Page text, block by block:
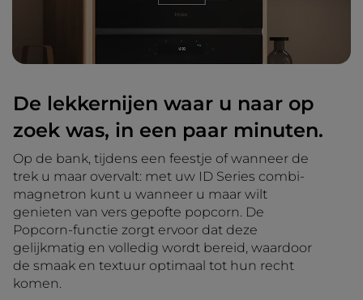
De lekkernijen waar u naar op
zoek was, in een paar minuten.
Op de bank, tijdens een feestje of wanneer de
trek u maar overvalt: met uw ID Series combi-
magnetron kunt u wanneer u maar wilt
genieten van vers gepofte popcorn. De
Popcorn-functie zorgt ervoor dat deze
gelijkmatig en volledig wordt bereid, waardoor
de smaak en textuur optimaal tot hun recht
komen.